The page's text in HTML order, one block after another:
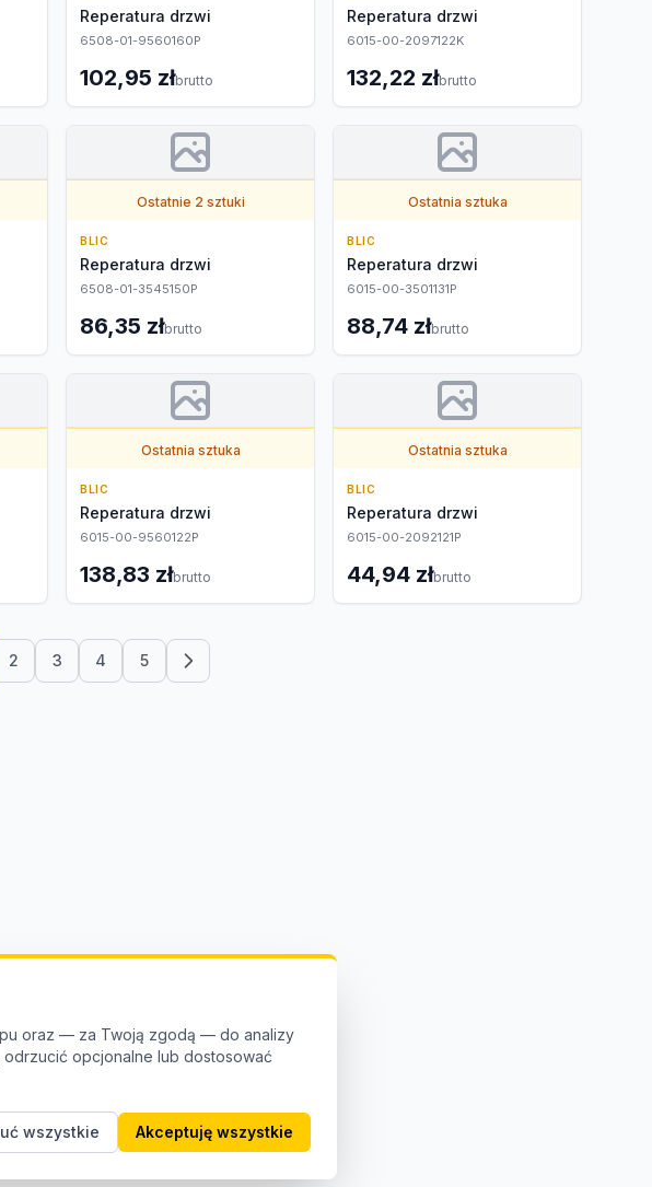
Reperatura drzwi
6508-01-9560160P
102,95 złbrutto
Reperatura drzwi
6015-00-2097122K
132,22 złbrutto
Ostatnie 2 sztuki
BLIC
Reperatura drzwi
6508-01-3545150P
86,35 złbrutto
Ostatnia sztuka
BLIC
Reperatura drzwi
6015-00-3501131P
88,74 złbrutto
Ostatnia sztuka
BLIC
Reperatura drzwi
6015-00-9560122P
138,83 złbrutto
Ostatnia sztuka
BLIC
Reperatura drzwi
6015-00-2092121P
44,94 złbrutto
2 3 4 5
oraz — za Twoją zgodą — do analizy
opcjonalne lub dostosować
wszystkie Akceptuję wszystkie